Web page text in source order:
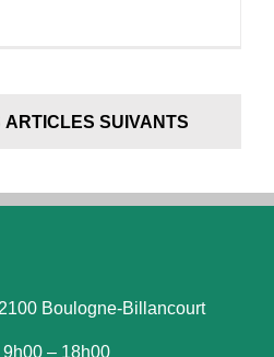
SUIVANTS
Boulogne-Billancourt
9h00 – 18h00